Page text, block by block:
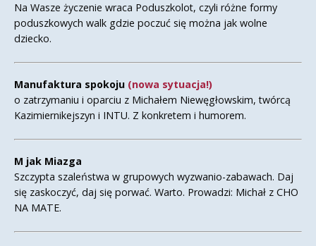
Na Wasze życzenie wraca Poduszkolot, czyli różne formy
poduszkowych walk gdzie poczuć się można jak wolne
dziecko.
Manufaktura spokoju (nowa sytuacja!)
o zatrzymaniu i oparciu z Michałem Niewęgłowskim, twórcą
Kazimiernikejszyn i INTU. Z konkretem i humorem.
M jak Miazga
Szczypta szaleństwa w grupowych wyzwanio-zabawach. Daj
się zaskoczyć, daj się porwać. Warto. Prowadzi: Michał z CHO
NA MATE.